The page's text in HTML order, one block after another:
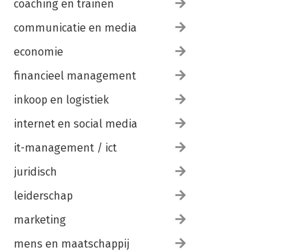
coaching en trainen
communicatie en media
economie
financieel management
inkoop en logistiek
internet en social media
it-management / ict
juridisch
leiderschap
marketing
mens en maatschappij